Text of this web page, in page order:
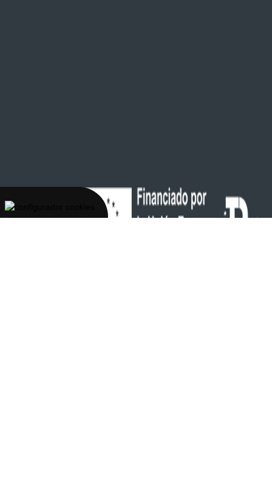
tecnología de